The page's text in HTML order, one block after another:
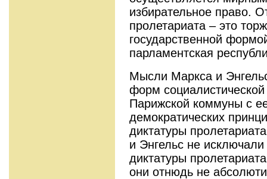
избирательное право.
пролетариата – это
государственной
парламентская
Мысли Маркса и
форм
Парижской коммуны с
демократических
диктатуры
и Энгельс не исключали
диктатуры
они отнюдь не